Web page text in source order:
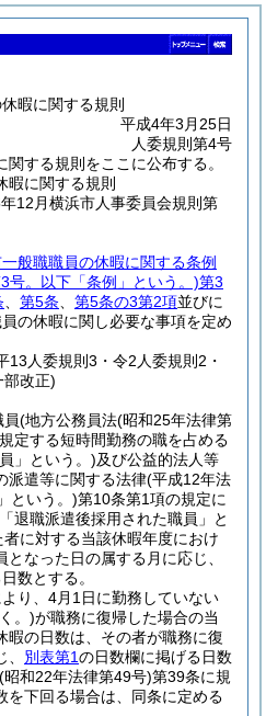
暇に関する規則
平成4年3月25日
人委規則第4号
する規則をここに公布する。
暇に関する規則
12月横浜市人事委員会規則第
般職職員の休暇に関する条例
号。以下「条例」という。)第3
第5条 第5条の3第2項並びに
の休暇に関し必要な事項を定め
13人委規則3・令2人委規則2・
改正)
(地方公務員法(昭和25年法律第
定する短時間勤務の職を占める
」という。)及び公益的法人等
派遣等に関する法律(平成12年法
という。)第10条第1項の規定に
退職派遣後採用された職員」と
者に対する当該休暇年度におけ
なった日の属する月に応じ、
数とする。
り、4月1日に勤務していない
。)が職務に復帰した場合の当
暇の日数は、その者が職務に復
別表第1の日数欄に掲げる日数
(昭和22年法律第49号)第39条に規
を下回る場合は、同条に定める